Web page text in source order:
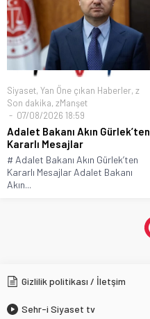
Siyaset, Yan Öne çıkan Haberler, z
Son dakika, zManşet
07/08/2026 18:59
Adalet Bakanı Akın Gürlek’ten
Kararlı Mesajlar
# Adalet Bakanı Akın Gürlek’ten
Kararlı Mesajlar Adalet Bakanı
Akın...
Gizlilik politikası / İletşim
Sehr-i Siyaset tv